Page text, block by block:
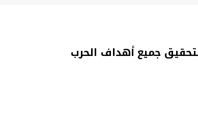
جميع أهداف الحرب